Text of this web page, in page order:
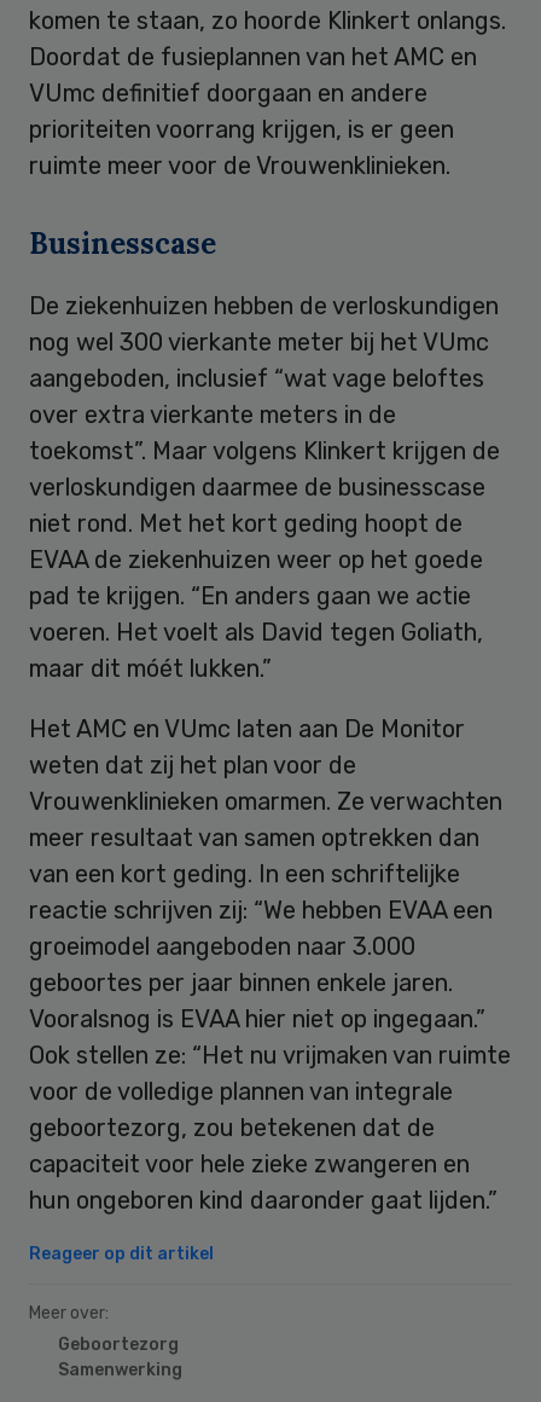
komen te staan, zo hoorde Klinkert onlangs.
Doordat de fusieplannen van het AMC en
VUmc definitief doorgaan en andere
prioriteiten voorrang krijgen, is er geen
ruimte meer voor de Vrouwenklinieken.
Businesscase
De ziekenhuizen hebben de verloskundigen
nog wel 300 vierkante meter bij het VUmc
aangeboden, inclusief “wat vage beloftes
over extra vierkante meters in de
toekomst”. Maar volgens Klinkert krijgen de
verloskundigen daarmee de businesscase
niet rond. Met het kort geding hoopt de
EVAA de ziekenhuizen weer op het goede
pad te krijgen. “En anders gaan we actie
voeren. Het voelt als David tegen Goliath,
maar dit móét lukken.”
Het AMC en VUmc laten aan De Monitor
weten dat zij het plan voor de
Vrouwenklinieken omarmen. Ze verwachten
meer resultaat van samen optrekken dan
van een kort geding. In een schriftelijke
reactie schrijven zij: “We hebben EVAA een
groeimodel aangeboden naar 3.000
geboortes per jaar binnen enkele jaren.
Vooralsnog is EVAA hier niet op ingegaan.”
Ook stellen ze: “Het nu vrijmaken van ruimte
voor de volledige plannen van integrale
geboortezorg, zou betekenen dat de
capaciteit voor hele zieke zwangeren en
hun ongeboren kind daaronder gaat lijden.”
Reageer op dit artikel
Meer over:
Geboortezorg
Samenwerking